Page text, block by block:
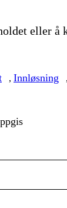
eller
, Innløsning ,